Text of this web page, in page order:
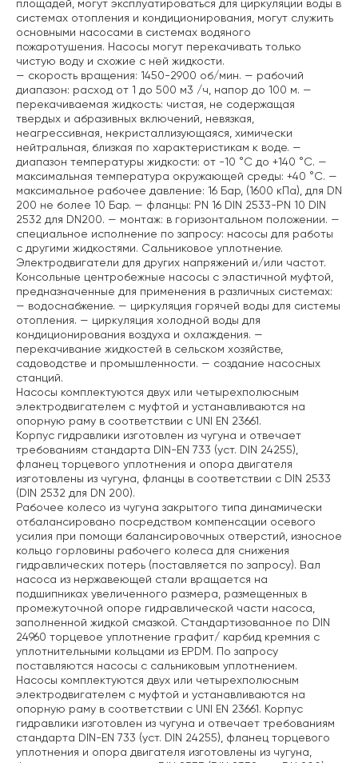
площадей, могут эксплуатироваться для циркуляции воды в
системах отопления и кондиционирования, могут служить
основными насосами в системах водяного
пожаротушения. Насосы могут перекачивать только
чистую воду и схожие с ней жидкости.
— скорость вращения: 1450-2900 об/мин. — рабочий
диапазон: расход от 1 до 500 м3 /ч, напор до 100 м. —
перекачиваемая жидкость: чистая, не содержащая
твердых и абразивных включений, невязкая,
неагрессивная, некристаллизующаяся, химически
нейтральная, близкая по характеристикам к воде. —
диапазон температуры жидкости: от -10 °C до +140 °C. —
максимальная температура окружающей среды: +40 °C. —
максимальное рабочее давление: 16 Бар, (1600 кПа), для DN
200 не более 10 Бар. — фланцы: PN 16 DIN 2533-PN 10 DIN
2532 для DN200. — монтаж: в горизонтальном положении. —
специальное исполнение по запросу: насосы для работы
с другими жидкостями. Сальниковое уплотнение.
Электродвигатели для других напряжений и/или частот.
Консольные центробежные насосы с эластичной муфтой,
предназначенные для применения в различных системах:
— водоснабжение. — циркуляция горячей воды для системы
отопления. — циркуляция холодной воды для
кондиционирования воздуха и охлаждения. —
перекачивание жидкостей в сельском хозяйстве,
садоводстве и промышленности. — создание насосных
станций.
Насосы комплектуются двух или четырехполюсным
электродвигателем с муфтой и устанавливаются на
опорную раму в соответствии с UNI EN 23661.
Корпус гидравлики изготовлен из чугуна и отвечает
требованиям стандарта DIN-EN 733 (уст. DIN 24255),
фланец торцевого уплотнения и опора двигателя
изготовлены из чугуна, фланцы в соответствии с DIN 2533
(DIN 2532 для DN 200).
Рабочее колесо из чугуна закрытого типа динамически
отбалансировано посредством компенсации осевого
усилия при помощи балансировочных отверстий, износное
кольцо горловины рабочего колеса для снижения
гидравлических потерь (поставляется по запросу). Вал
насоса из нержавеющей стали вращается на
подшипниках увеличенного размера, размещенных в
промежуточной опоре гидравлической части насоса,
заполненной жидкой смазкой. Стандартизованное по DIN
24960 торцевое уплотнение графит/ карбид кремния с
уплотнительными кольцами из EPDM. По запросу
поставляются насосы с сальниковым уплотнением.
Насосы комплектуются двух или четырехполюсным
электродвигателем с муфтой и устанавливаются на
опорную раму в соответствии с UNI EN 23661. Корпус
гидравлики изготовлен из чугуна и отвечает требованиям
стандарта DIN-EN 733 (уст. DIN 24255), фланец торцевого
уплотнения и опора двигателя изготовлены из чугуна,